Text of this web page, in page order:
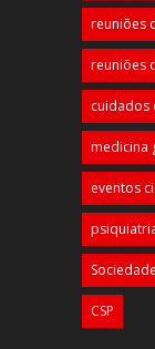
reuniões
reuniões
cuidados
medicina
eventos
CSP